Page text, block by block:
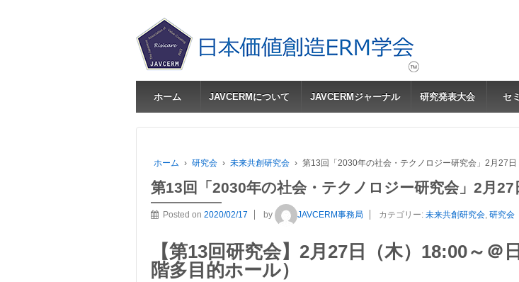
ホーム JAVCERMについて JAVCERMジャーナル 研究発表大会 セ
ホーム › 研究会 › 未来共創研究会 › 第13回「2030年の社会・テクノロジー研究会」2月27日
第13回「2030年の社会・テクノロジー研究会」2月27
Posted on 2020/02/17 by JAVCERM事務局 カテゴリー: 未来共創研究会, 研究会
【第13回研究会】2月27日（木）18:00～
階多目的ホール）